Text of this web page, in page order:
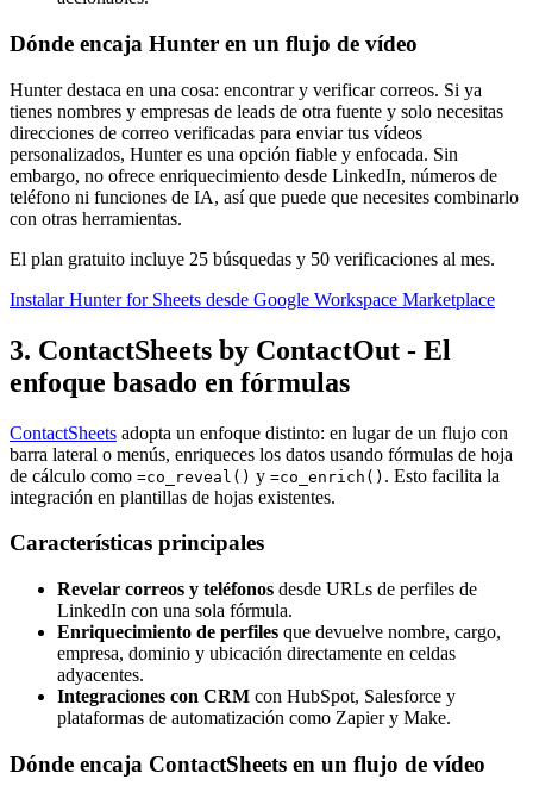
Dónde encaja Hunter en un flujo de vídeo
Hunter destaca en una cosa: encontrar y verificar correos. Si ya
tienes nombres y empresas de leads de otra fuente y solo necesitas
direcciones de correo verificadas para enviar tus vídeos
personalizados, Hunter es una opción fiable y enfocada. Sin
embargo, no ofrece enriquecimiento desde LinkedIn, números de
teléfono ni funciones de IA, así que puede que necesites combinarlo
con otras herramientas.
El plan gratuito incluye 25 búsquedas y 50 verificaciones al mes.
Instalar Hunter for Sheets desde Google Workspace Marketplace
3. ContactSheets by ContactOut - El
enfoque basado en fórmulas
ContactSheets adopta un enfoque distinto: en lugar de un flujo con
barra lateral o menús, enriqueces los datos usando fórmulas de hoja
de cálculo como =co_reveal() y =co_enrich() . Esto facilita la
integración en plantillas de hojas existentes.
Características principales
Revelar correos y teléfonos desde URLs de perfiles de
LinkedIn con una sola fórmula.
Enriquecimiento de perfiles que devuelve nombre, cargo,
empresa, dominio y ubicación directamente en celdas
adyacentes.
Integraciones con CRM con HubSpot, Salesforce y
plataformas de automatización como Zapier y Make.
Dónde encaja ContactSheets en un flujo de vídeo